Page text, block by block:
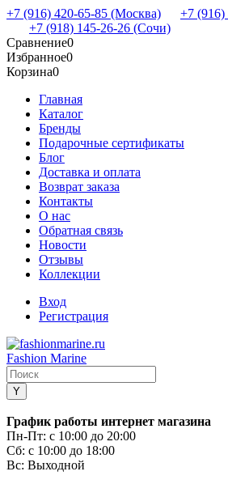
+7 (916) 420-65-85 (Москва)
+7
+7 (918) 145-26-26 (Сочи)
Сравнение0
Избранное0
Корзина0
Главная
Каталог
Бренды
Подарочные сертификаты
Блог
Доставка и оплата
Возврат заказа
Контакты
О нас
Обратная связь
Новости
Отзывы
Коллекции
Вход
Регистрация
Fashion Marine
График работы интернет магазина
Пн-Пт: с 10:00 до 20:00
Сб: с 10:00 до 18:00
Вс: Выходной